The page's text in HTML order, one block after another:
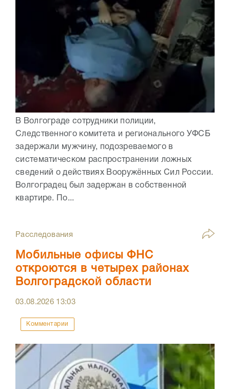
В Волгограде сотрудники полиции,
Следственного комитета и регионального УФСБ
задержали мужчину, подозреваемого в
систематическом распространении ложных
сведений о действиях Вооружённых Сил России.
Волгоградец был задержан в собственной
квартире. По...
Расследования
Мобильные офисы ФНС
откроются в четырех районах
Волгоградской области
03.08.2026 13:03
Комментарии